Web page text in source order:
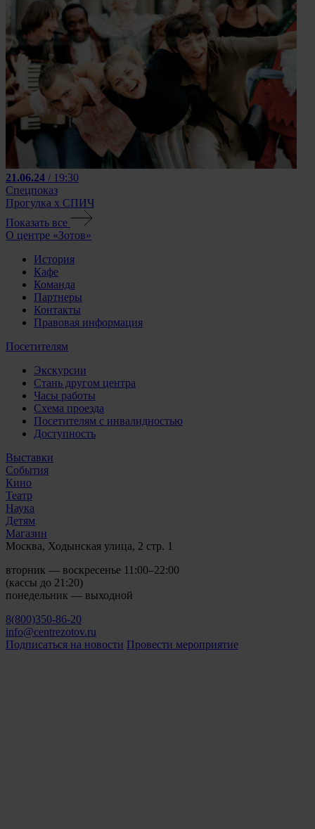
21.06.24 / 19:30
Спецпоказ
Прогулка х СПИЧ
Показать все
О центре «Зотов»
История
Кафе
Команда
Партнеры
Контакты
Правовая информация
Посетителям
Экскурсии
Стань другом центра
Часы работы
Схема проезда
Посетителям с инвалидностью
Доступность
Выставки
События
Кино
Театр
Наука
Детям
Магазин
Москва, Ходынская улица, 2 стр. 1
вторник — воскресенье 11:00–22:00
(кассы до 21:20)
понедельник — выходной
8(800)350-86-20
info@centrezotov.ru
Подписаться на новости Провести мероприятие